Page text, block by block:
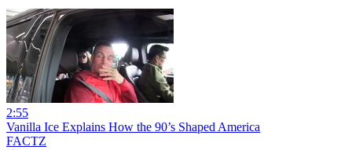
2:55
Vanilla Ice Explains How the 90’s Shaped America
FACTZ